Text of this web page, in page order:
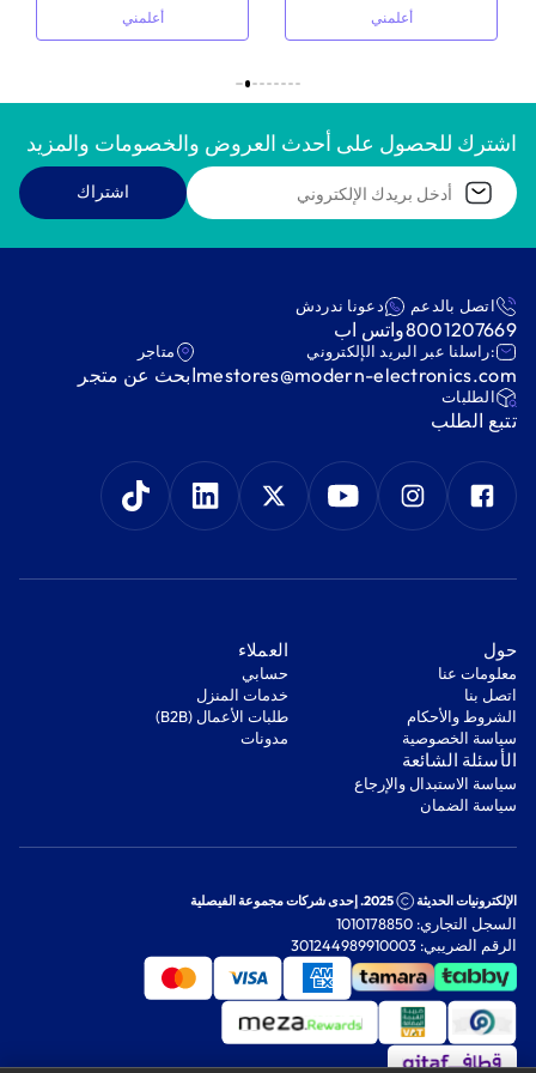
أعلمني أعلمني
اشترك للحصول على أحدث العروض والخصومات والمزيد
اشتراك
اتصل بالدعم
8001207669
دعونا ندردش
واتس اب
:راسلنا عبر البريد الإلكتروني
mestores@modern-electronics.com
متاجر
ابحث عن متجر
‫الطلبات‬
‫تتبع الطلب‬
‫حول‬
معلومات عنا
اتصل بنا
‫الشروط والأحكام‬
‫سياسة الخصوصية‬
‫العملاء‬
‫حسابي‬
‫خدمات المنزل‬
‫طلبات الأعمال (B2B)‬
مدونات
‫الأسئلة الشائعة‬
‫سياسة الاستبدال والإرجاع‬
‫سياسة الضمان‬
الإلكترونيات الحديثة 2025. إحدى شركات مجموعة الفيصلية
السجل التجاري: 1010178850
الرقم الضريبي: 301244989910003